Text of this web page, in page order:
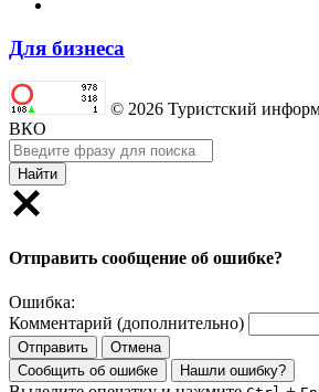
Для бизнеса
© 2026 Туристский
ВКО
Найти
Отправить сообщение об ошибке?
Ошибка:
Комментарий (дополнительно)
Отправить
Отмена
Сообщить об ошибке
Нашли ошибку?